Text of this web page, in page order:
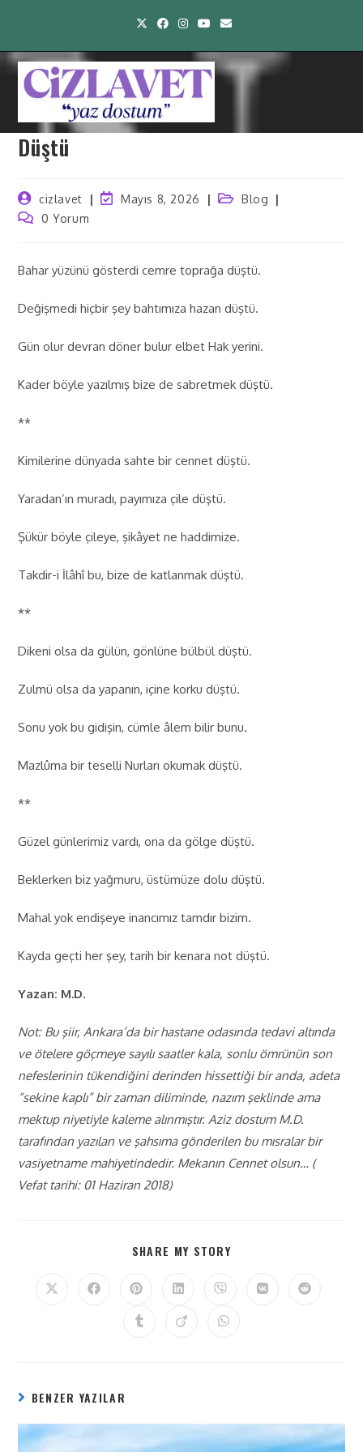
Düştü
cizlavet Mayıs 8, 2026
Blog
0 Yorum
Bahar yüzünü gösterdi cemre toprağa düştü.
Değişmedi hiçbir şey bahtımıza hazan düştü.
Gün olur devran döner bulur elbet Hak yerini.
Kader böyle yazılmış bize de sabretmek düştü.
**
Kimilerine dünyada sahte bir cennet düştü.
Yaradan’ın muradı, payımıza çile düştü.
Şükür böyle çileye, şikâyet ne haddimize.
Takdir-i İlâhî bu, bize de katlanmak düştü.
**
Dikeni olsa da gülün, gönlüne bülbül düştü.
Zulmü olsa da yapanın, içine korku düştü.
Sonu yok bu gidişin, cümle âlem bilir bunu.
Mazlûma bir teselli Nurları okumak düştü.
**
Güzel günlerimiz vardı, ona da gölge düştü.
Beklerken biz yağmuru, üstümüze dolu düştü.
Mahal yok endişeye inancımız tamdır bizim.
Kayda geçti her şey, tarih bir kenara not düştü.
Yazan: M.D.
Not: Bu şiir, Ankara’da bir hastane odasında tedavi altında
ve ötelere göçmeye sayılı saatler kala, sonlu ömrünün son
nefeslerinin tükendiğini derinden hissettiği bir anda, adeta
“sekine kaplı” bir zaman diliminde, nazım şeklinde ama
mektup niyetiyle kaleme alınmıştır. Aziz dostum M.D.
tarafından yazılan ve şahsıma gönderilen bu mısralar bir
vasiyetname mahiyetindedir. Mekanın Cennet olsun… (
Vefat tarihi: 01 Haziran 2018)
SHARE MY STORY
BENZER YAZILAR